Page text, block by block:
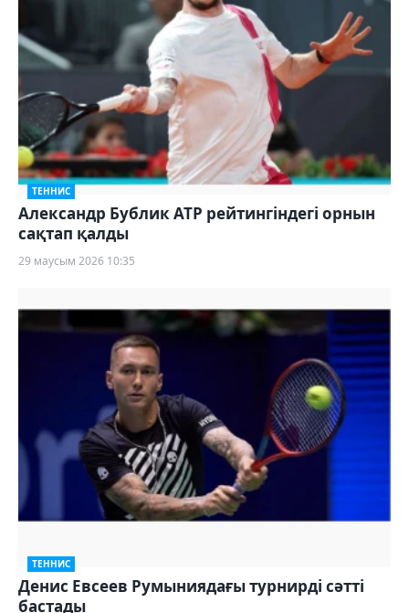
ТЕННИС
Александр Бублик ATP рейтингіндегі орнын
сақтап қалды
29 маусым 2026 10:35
ТЕННИС
Денис Евсеев Румыниядағы турнирді сәтті
бастады